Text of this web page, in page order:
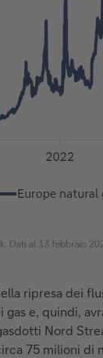
ripresa dei
e, quindi,
Nord
75 milioni di